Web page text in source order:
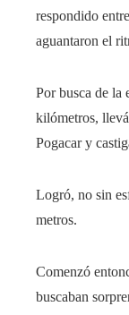
respondido
aguantaron el
Por busca de la
kilómetros,
Pogacar y
Logró, no sin
metros.
Comenzó
buscaban